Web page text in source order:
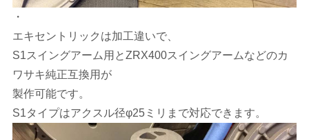
・
エキセントリックは加工違いで、
S1スイングアーム用とZRX400スイングアームなどのカ
ワサキ純正互換用が
製作可能です。
S1タイプはアクスル径φ25ミリまで対応できます。